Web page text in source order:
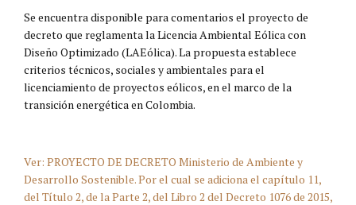
Se encuentra disponible para comentarios el proyecto de
decreto que reglamenta la Licencia Ambiental Eólica con
Diseño Optimizado (LAEólica). La propuesta establece
criterios técnicos, sociales y ambientales para el
licenciamiento de proyectos eólicos, en el marco de la
transición energética en Colombia.
Ver: PROYECTO DE DECRETO Ministerio de Ambiente y
Desarrollo Sostenible. Por el cual se adiciona el capítulo 11,
del Título 2, de la Parte 2, del Libro 2 del Decreto 1076 de 2015,